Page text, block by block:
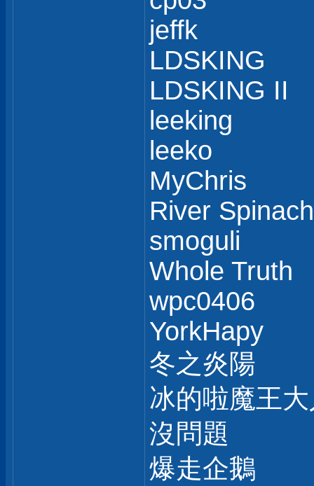
jeffk
LDSKING
LDSKING II
leeking
leeko
MyChris
River Spinach
smoguli
Whole Truth
wpc0406
YorkHapy
冬之炎陽
冰的啦魔王
沒問題
爆走企鵝